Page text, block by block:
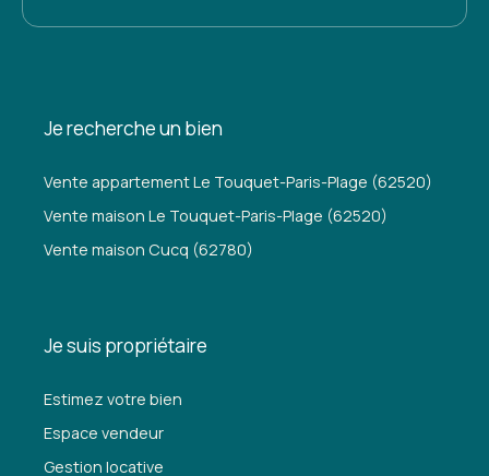
Je recherche un bien
Vente appartement Le Touquet-Paris-Plage (62520)
Vente maison Le Touquet-Paris-Plage (62520)
Vente maison Cucq (62780)
Je suis propriétaire
Estimez votre bien
Espace vendeur
Gestion locative